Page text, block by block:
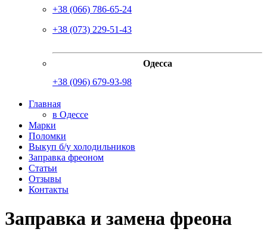
+38 (066) 786-65-24
+38 (073) 229-51-43
Одесса
+38 (096) 679-93-98
Главная
в Одессе
Марки
Поломки
Выкуп б/у холодильников
Заправка фреоном
Статьи
Отзывы
Контакты
Заправка и замена фреона